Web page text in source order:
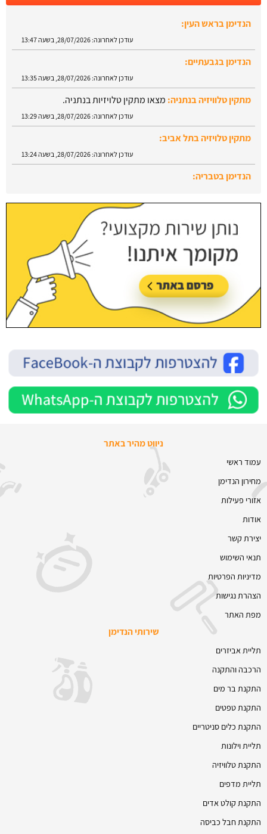
הנדימן בגבעתיים:
מתקין טלוויזיה בנתניה:מצאו מתקין טלויזיות בנתניה.
עודכן לאחרונה: 28/07/2026, בשעה 13:29
מתקין טלויזיה בתל אביב:
הנדימן בטבריה:
ניווט מהיר באתר
עמוד ראשי
מחירון הנדימן
אזורי פעילות
אודות
יצירת קשר
תנאי השימוש
מדיניות הפרטיות
הצהרת נגישות
מפת האתר
שירותי הנדימן
תליית אביזרים
הרכבה והתקנה
התקנת בר מים
התקנת טפטים
התקנת כלים סניטריים
תליית וילונות
התקנת טלוויזיה
תליית מדפים
התקנת קולט אדים
התקנת חבל כביסה